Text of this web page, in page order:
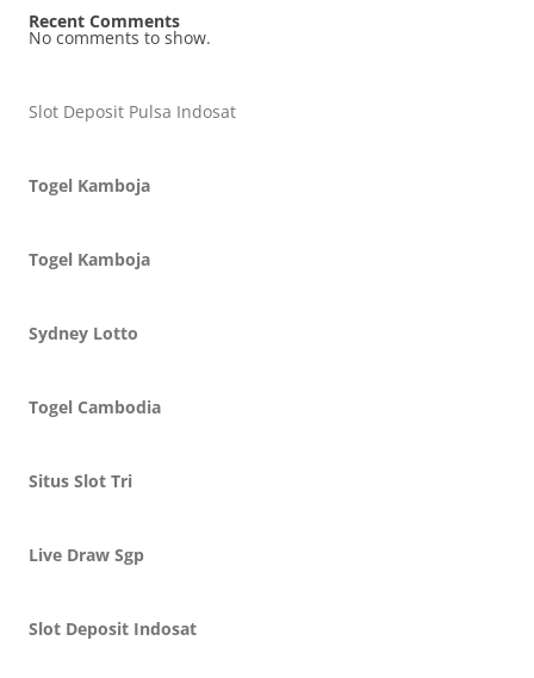
Recent Comments
No comments to show.
Slot Deposit Pulsa Indosat
Togel Kamboja
Togel Kamboja
Sydney Lotto
Togel Cambodia
Situs Slot Tri
Live Draw Sgp
Slot Deposit Indosat